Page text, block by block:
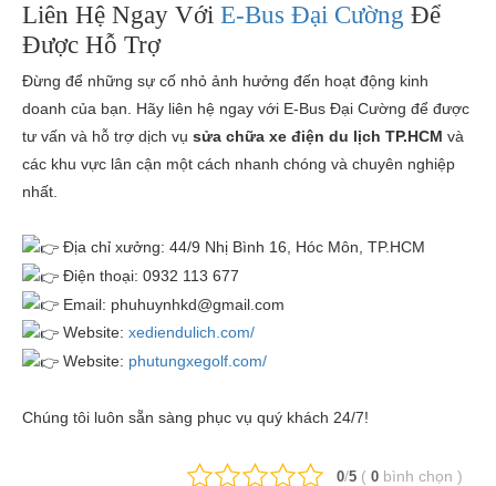
Liên Hệ Ngay Với E-Bus Đại Cường Để
Được Hỗ Trợ
Đừng để những sự cố nhỏ ảnh hưởng đến hoạt động kinh
doanh của bạn. Hãy liên hệ ngay với E-Bus Đại Cường để được
tư vấn và hỗ trợ dịch vụ sửa chữa xe điện du lịch TP.HCM và
các khu vực lân cận một cách nhanh chóng và chuyên nghiệp
nhất.
Địa chỉ xưởng: 44/9 Nhị Bình 16, Hóc Môn, TP.HCM
Điện thoại: 0932 113 677
Email: phuhuynhkd@gmail.com
Website: xediendulich.com/
Website: phutungxegolf.com/
Chúng tôi luôn sẵn sàng phục vụ quý khách 24/7!
0/5 ( 0 bình chọn )